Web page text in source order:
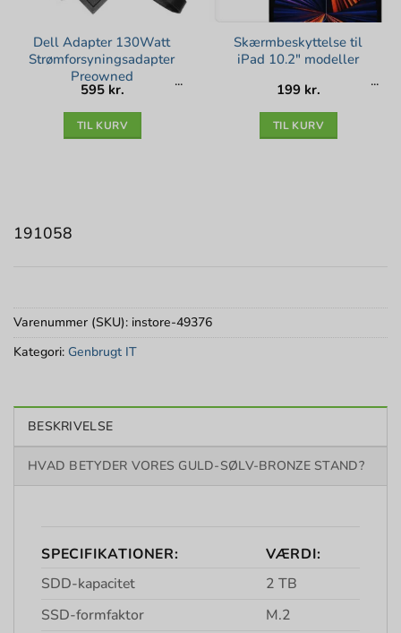
Dell Adapter 130Watt
Strømforsyningsadapter
Preowned
595 kr.
TIL KURV
Skærmbeskyttelse til
iPad 10.2″ modeller
199 kr.
TIL KURV
191058
Varenummer (SKU): instore-49376
Kategori: Genbrugt IT
BESKRIVELSE
HVAD BETYDER VORES GULD-SØLV-BRONZE STAND?
SPECIFIKATIONER:
VÆRDI:
SDD-kapacitet
2 TB
SSD-formfaktor
M.2